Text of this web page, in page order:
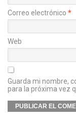
Correo electrónico *
Web
Guarda mi nombre,
para la próxima vez